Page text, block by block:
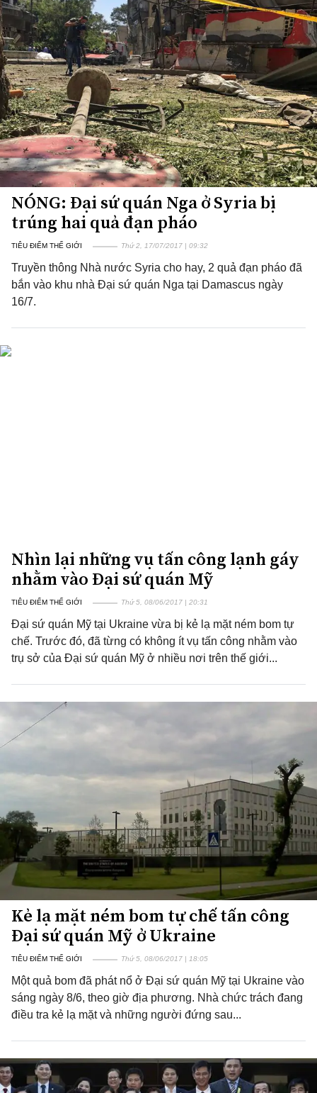
NÓNG: Đại sứ quán Nga ở Syria bị
trúng hai quả đạn pháo
TIÊU ĐIỂM THẾ GIỚI Thứ 2, 17/07/2017 | 09:32
Truyền thông Nhà nước Syria cho hay, 2 quả đạn pháo đã
bắn vào khu nhà Đại sứ quán Nga tại Damascus ngày
16/7.
Nhìn lại những vụ tấn công lạnh gáy
nhằm vào Đại sứ quán Mỹ
TIÊU ĐIỂM THẾ GIỚI Thứ 5, 08/06/2017 | 20:31
Đại sứ quán Mỹ tại Ukraine vừa bị kẻ lạ mặt ném bom tự
chế. Trước đó, đã từng có không ít vụ tấn công nhằm vào
trụ sở của Đại sứ quán Mỹ ở nhiều nơi trên thế giới...
Kẻ lạ mặt ném bom tự chế tấn công
Đại sứ quán Mỹ ở Ukraine
TIÊU ĐIỂM THẾ GIỚI Thứ 5, 08/06/2017 | 18:05
Một quả bom đã phát nổ ở Đại sứ quán Mỹ tại Ukraine vào
sáng ngày 8/6, theo giờ địa phương. Nhà chức trách đang
điều tra kẻ lạ mặt và những người đứng sau...